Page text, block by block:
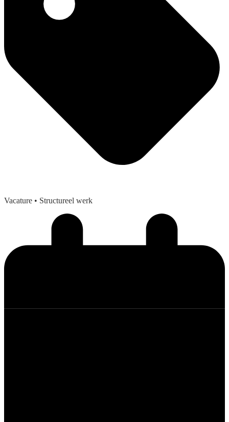
Vacature • Structureel werk